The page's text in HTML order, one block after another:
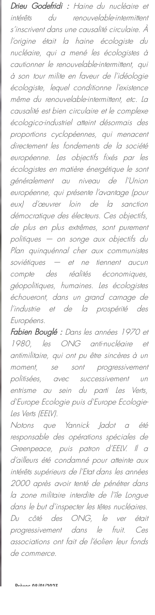
Drieu Godefridi : Haine du nucléaire et
intérêts du renouvelable-intermittent
s’inscrivent dans une causalité circulaire. À
l’origine était la haine écologiste du
nucléaire, qui a mené les écologistes à
cautionner le renouvelable-intermittent, qui
à son tour milite en faveur de l’idéologie
écologiste, lequel conditionne l’existence
même du renouvelable-intermittent, etc. La
causalité est bien circulaire et le complexe
écologico-industriel atteint désormais des
proportions cyclopéennes, qui menacent
directement les fondements de la société
européenne. Les objectifs fixés par les
écologistes en matière énergétique le sont
généralement au niveau de l’Union
européenne, qui présente l’avantage (pour
eux) d’œuvrer loin de la sanction
démocratique des électeurs. Ces objectifs,
de plus en plus extrêmes, sont purement
politiques — on songe aux objectifs du
Plan quinquénnal cher aux communistes
soviétiques — et ne tiennent aucun
compte des réalités économiques,
géopolitiques, humaines. Les écologistes
échoueront, dans un grand carnage de
l’industrie et de la prospérité des
Européens.
Fabien Bouglé : Dans les années 1970 et
1980, les ONG anti-nucléaire et
antimilitaire, qui ont pu être sincères à un
moment, se sont progressivement
politisées, avec successivement un
entrisme au sein du parti Les Verts,
d'Europe Ecologie puis d'Europe Ecologie-
Les Verts (EELV).
Notons que Yannick Jadot a été
responsable des opérations spéciales de
Greenpeace, puis patron d’EELV. Il a
d’ailleurs été condamné pour atteinte aux
intérêts supérieurs de l’Etat dans les années
2000 après avoir tenté de pénétrer dans
la zone militaire interdite de l'île Longue
dans le but d’inspecter les têtes nucléaires.
Du côté des ONG, le ver était
progressivement dans le fruit. Ces
associations ont fait de l’éolien leur fonds
de commerce.
-  Brèves 08/01/2023